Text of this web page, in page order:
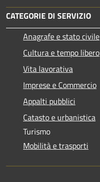
CATEGORIE DI SERVIZIO
Anagrafe e stato civile
Cultura e tempo libero
Vita lavorativa
Imprese e Commercio
Appalti pubblici
Catasto e urbanistica
Turismo
Mobilità e trasporti